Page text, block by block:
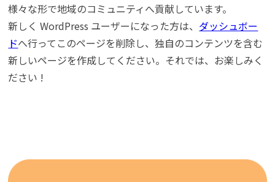
様々な形で地域のコミュニティへ貢献しています。
新しく WordPress ユーザーになった方は、 ダッシュボー
ドへ行ってこのページを削除し、独自のコンテンツを含む
新しいページを作成してください。それでは、お楽しみく
ださい !